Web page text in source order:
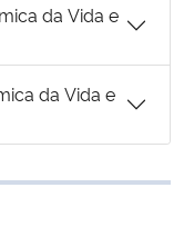
da Vida e
da Vida e